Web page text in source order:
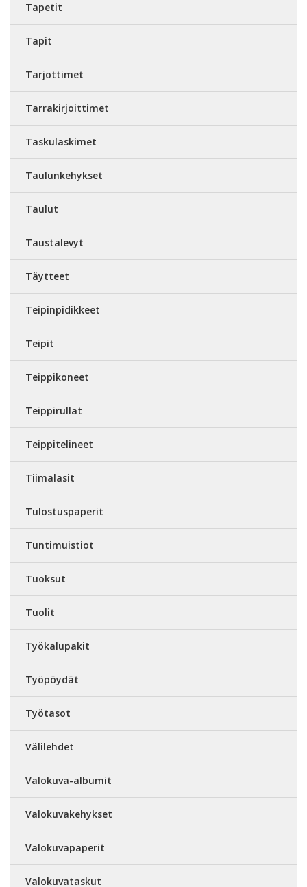
Tapetit
Tapit
Tarjottimet
Tarrakirjoittimet
Taskulaskimet
Taulunkehykset
Taulut
Taustalevyt
Täytteet
Teipinpidikkeet
Teipit
Teippikoneet
Teippirullat
Teippitelineet
Tiimalasit
Tulostuspaperit
Tuntimuistiot
Tuoksut
Tuolit
Työkalupakit
Työpöydät
Työtasot
Välilehdet
Valokuva-albumit
Valokuvakehykset
Valokuvapaperit
Valokuvataskut